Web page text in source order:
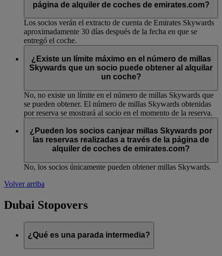
página de alquiler de coches de emirates.com?
Los socios verán el extracto de cuenta de Emirates Skywards
aproximadamente 30 días después de la fecha en que se
entregó el coche.
¿Existe un límite máximo en el número de millas
Skywards que un socio puede obtener al alquilar
un coche?
No, no existe un límite en el número de millas Skywards que
se pueden obtener. El número de millas Skywards obtenidas
por reserva se mostrará al socio en el momento de la reserva.
¿Pueden los socios canjear millas Skywards por
las reservas realizadas a través de la página de
alquiler de coches de emirates.com?
No, los socios únicamente pueden obtener millas Skywards.
Volver arriba
Dubai Stopovers
¿Qué es una parada intermedia?